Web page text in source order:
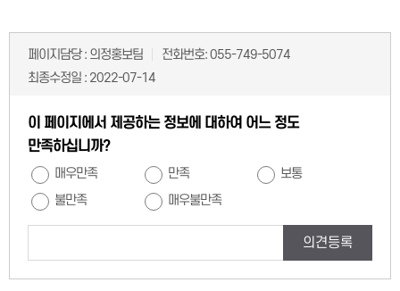
페이지담당 : 의정홍보팀 전화번호:055-749-5074
최종수정일 : 2022-07-14
이 페이지에서 제공하는 정보에 대하여 어느 정도
만족하십니까?
매우만족 만족
보통
불만족
매우불만족
의견등록